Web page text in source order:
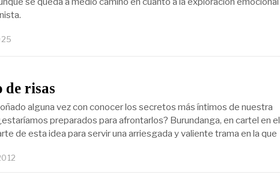
de risas
alguna vez con conocer los secretos más íntimos de nuestra
preparados para afrontarlos? Burundanga, en cartel en el
de esta idea para servir una arriesgada y valiente trama en la que